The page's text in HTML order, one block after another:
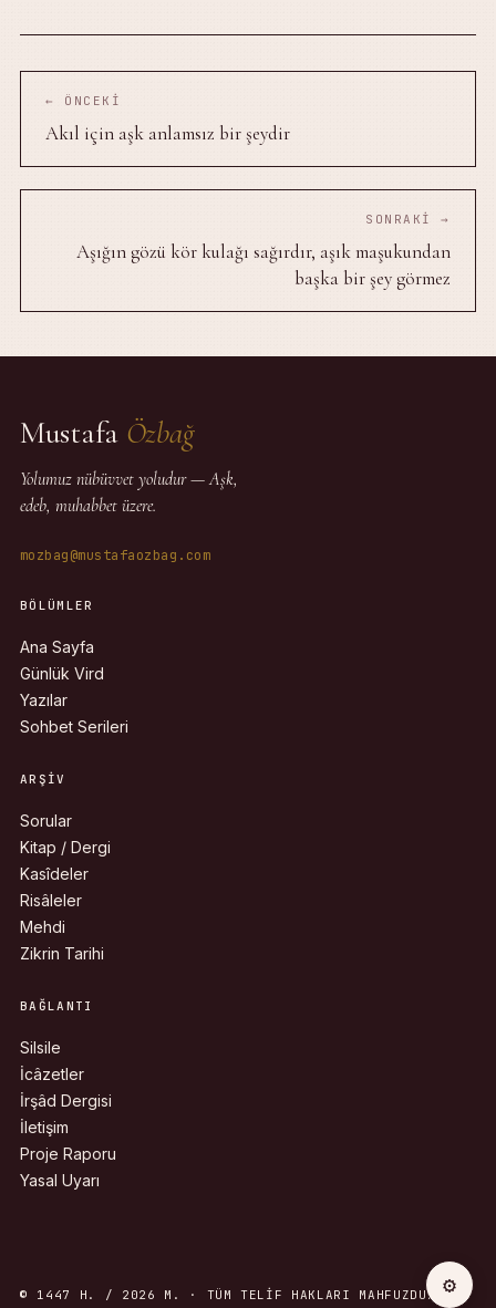
← ÖNCEKI
Akıl için aşk anlamsız bir şeydir
SONRAKI →
Aşığın gözü kör kulağı sağırdır, aşık maşukundan
başka bir şey görmez
Mustafa Özbağ
Yolumuz nübüvvet yoludur — Aşk,
edeb, muhabbet üzere.
mozbag@mustafaozbag.com
BÖLÜMLER
Ana Sayfa
Günlük Vird
Yazılar
Sohbet Serileri
ARŞIV
Sorular
Kitap / Dergi
Kasîdeler
Risâleler
Mehdi
Zikrin Tarihi
BAĞLANTI
Silsile
İcâzetler
İrşâd Dergisi
İletişim
Proje Raporu
Yasal Uyarı
© 1447 H. / 2026 M. · TÜM TELIF HAKLARI MAHFUZDUR. ⚙